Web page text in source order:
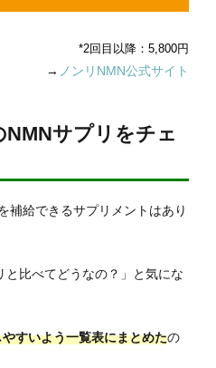
*2回目以降：5,800円
→ ノンリNMN公式サイト
NMNサプリをチェ
補給できるサプリメントはあり
と比べてどうなの？」と気にな
すいよう一覧表にまとめたの